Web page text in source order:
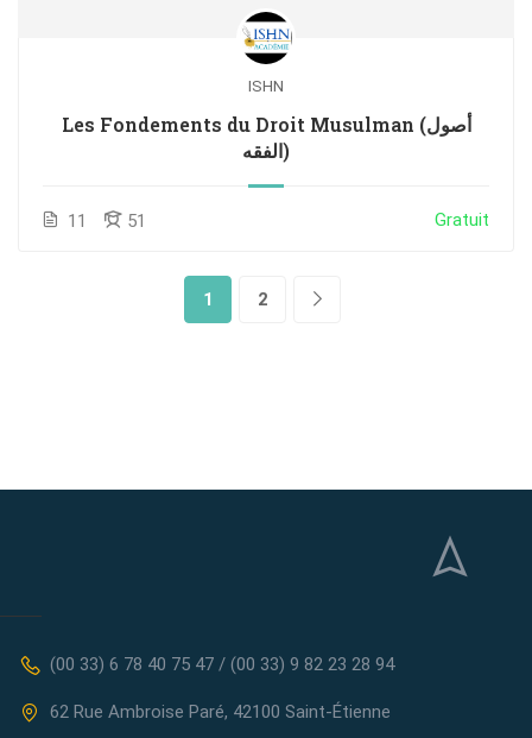
ISHN
Les Fondements du Droit Musulman (أصول
الفقه)
11 51 Gratuit
1 2
(00 33) 6 78 40 75 47 / (00 33) 9 82 23 28 94
62 Rue Ambroise Paré, 42100 Saint-Étienne